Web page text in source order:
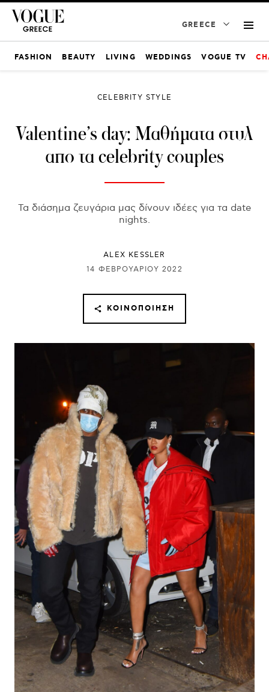
GREECE
FASHION BEAUTY LIVING WEDDINGS VOGUE TV
CELEBRITY STYLE
Valentine’s day: Μαθήματα στυλ
απο τα celebrity couples
Τα διάσημα ζευγάρια μας δίνουν ιδέες για τα date
nights.
ALEX KESSLER
14 ΦΕΒΡΟΥΑΡΊΟΥ 2022
ΚΟΙΝΟΠΟΊΗΣΗ